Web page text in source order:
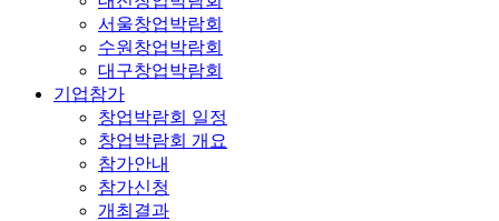
서울창업박람회
수원창업박람회
대구창업박람회
기업참가
창업박람회 일정
창업박람회 개요
참가안내
참가신청
개최결과